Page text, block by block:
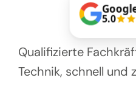
5.0
Qualifizierte
Technik, schnell und